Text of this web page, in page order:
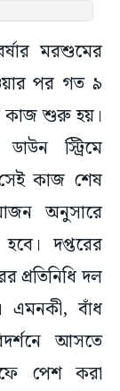
মরশুমের
পর গত ৯
কাজ শুরু হয়।
স্ট্রিমে
সেই কাজ শেষ
অনুসারে
দপ্তরের
প্রতিনিধি দল
এমনকী, বাঁধ
আসতে
পেশ করা